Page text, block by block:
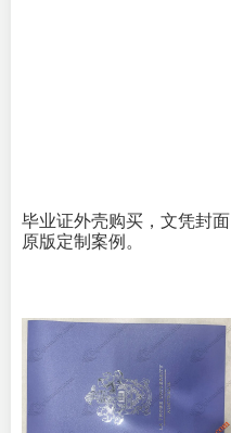
毕业证外壳购买，文凭封面
原版定制案例。